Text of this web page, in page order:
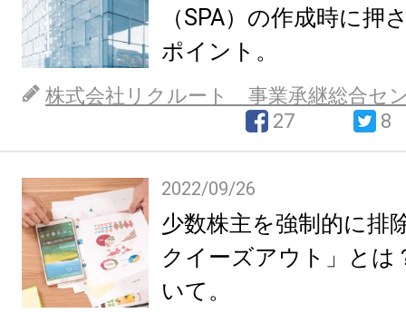
（SPA）の作成時に押
ポイント。
株式会社リクルート 事業承継総合セ
27
8
2022/09/26
少数株主を強制的に排
クイーズアウト」とは
いて。